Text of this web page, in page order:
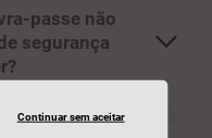
passe não
segurança
Continuar sem aceitar